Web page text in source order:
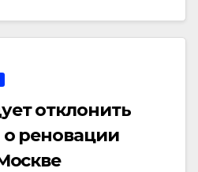
отклонить
о реновации